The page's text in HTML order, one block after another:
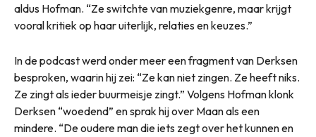
aldus Hofman. “Ze switchte van muziekgenre, maar krijgt
vooral kritiek op haar uiterlijk, relaties en keuzes.”
In de podcast werd onder meer een fragment van Derksen
besproken, waarin hij zei: “Ze kan niet zingen. Ze heeft niks.
Ze zingt als ieder buurmeisje zingt.” Volgens Hofman klonk
Derksen “woedend” en sprak hij over Maan als een
mindere. “De oudere man die iets zegt over het kunnen en